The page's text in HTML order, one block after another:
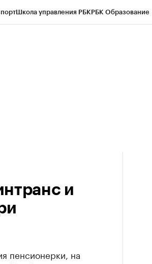
Школа управления РБКРБК Образование
и
пенсионерки, на